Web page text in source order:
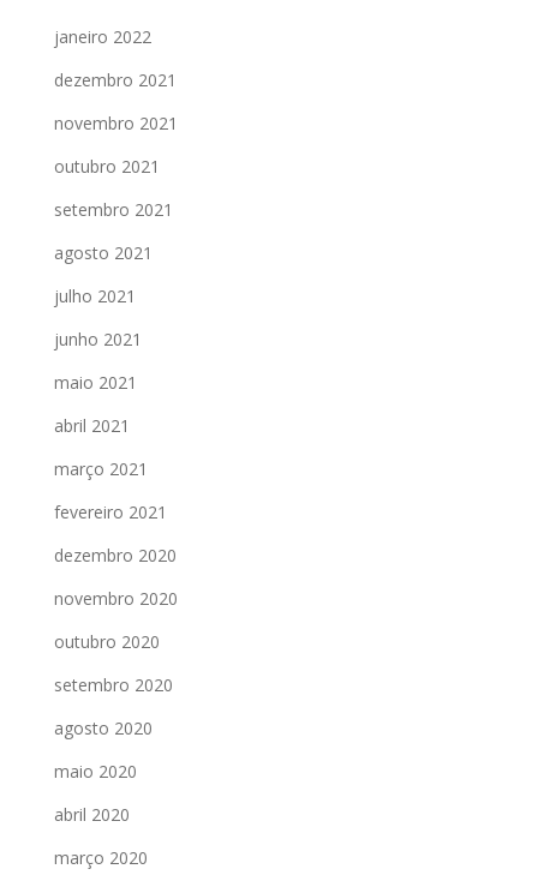
janeiro 2022
dezembro 2021
novembro 2021
outubro 2021
setembro 2021
agosto 2021
julho 2021
junho 2021
maio 2021
abril 2021
março 2021
fevereiro 2021
dezembro 2020
novembro 2020
outubro 2020
setembro 2020
agosto 2020
maio 2020
abril 2020
março 2020